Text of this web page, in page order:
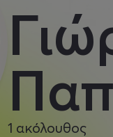
1 ακόλουθος